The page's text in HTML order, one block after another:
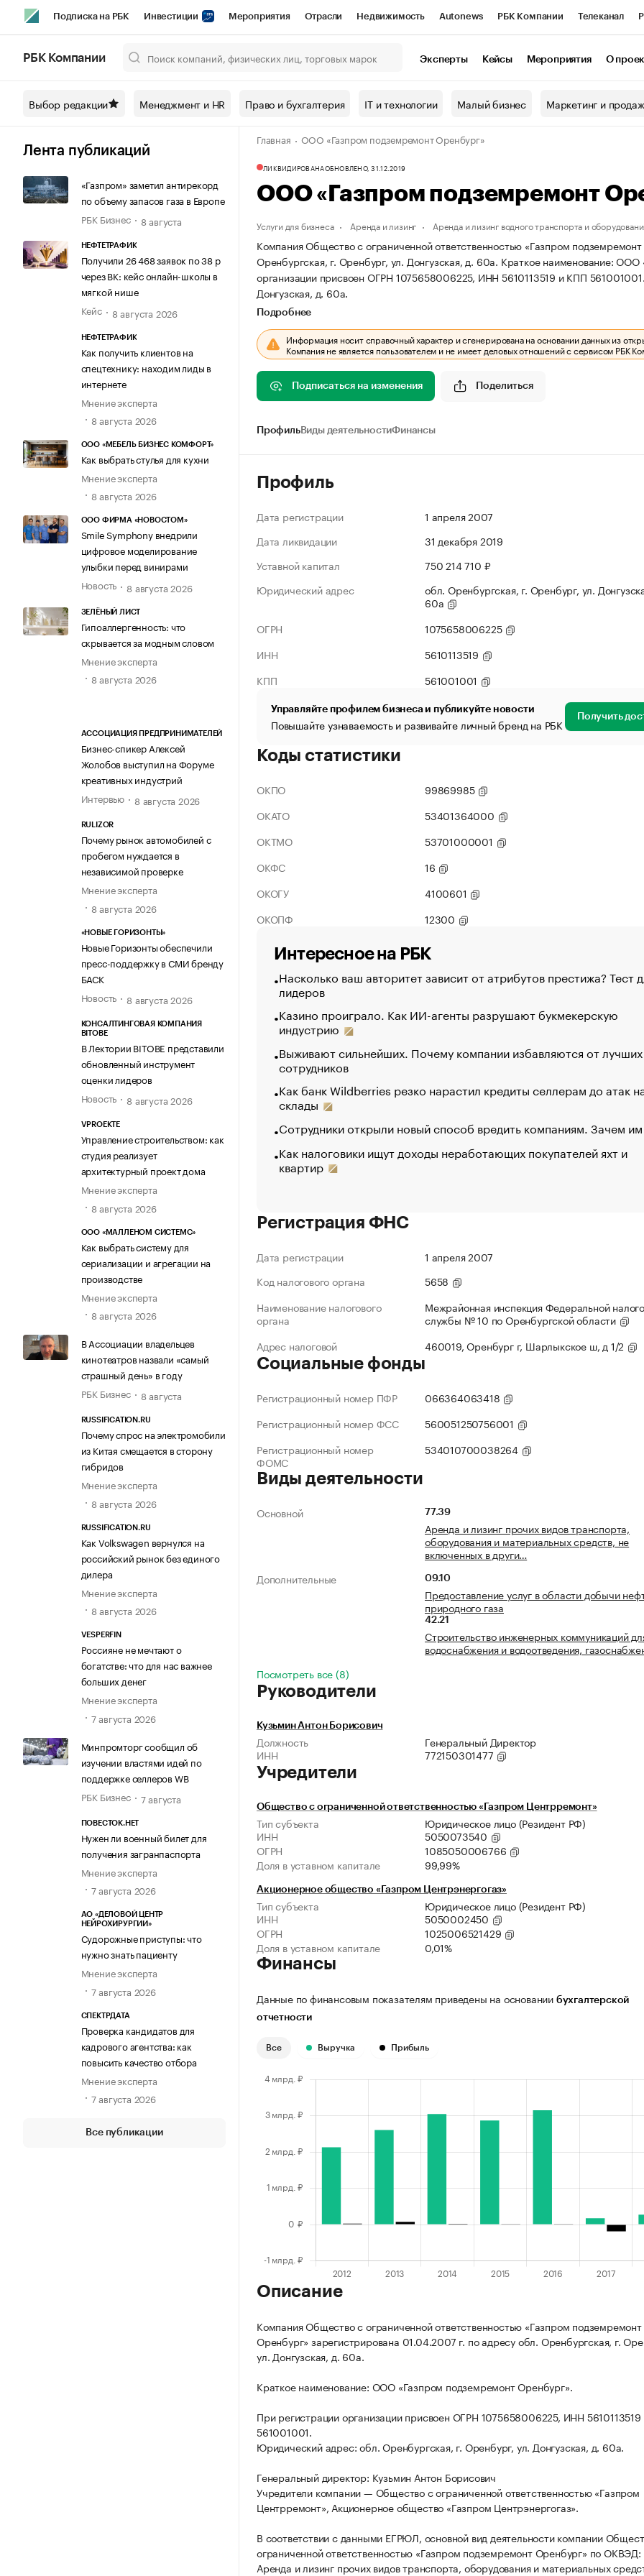
Подписка на РБК Инвестиции Мероприятия Отрасли Недвижимость Autonews РБК Компании Телеканал
Спецпроекты СПб Конференции СПб Спецпроекты Проверка контрагентов
Технологии и медиа Рынок наличной валюты
РБК Компании Эксперты Кейсы Мероприятия О
Выбор редакции Менеджмент и HR Право и бухгалтерия IT и технологии Малый бизнес Маркетинг и
Лента публикаций
«Газпром» заметил антирекорд
по объему запасов газа в Европе
РБК Бизнес
8 августа
НЕФТЕТРАФИК
Получили 26 468 заявок по 38 р
через ВК: кейс онлайн-школы в
мягкой нише
Кейс
8 августа 2026
НЕФТЕТРАФИК
Как получить клиентов на
спецтехнику: находим лиды в
интернете
Мнение эксперта
8 августа 2026
ООО «МЕБЕЛЬ БИЗНЕС КОМФОРТ»
Как выбрать стулья для кухни
Мнение эксперта
8 августа 2026
ООО ФИРМА «НОВОСТОМ»
Smile Symphony внедрили
цифровое моделирование
улыбки перед винирами
Новость
8 августа 2026
ЗЕЛЁНЫЙ ЛИСТ
Гипоаллергенность: что
скрывается за модным словом
Мнение эксперта
8 августа 2026
АССОЦИАЦИЯ ПРЕДПРИНИМАТЕЛЕЙ
Бизнес-спикер Алексей
Жолобов выступил на Форуме
креативных индустрий
Интервью
8 августа 2026
RULIZOR
Почему рынок автомобилей с
пробегом нуждается в
независимой проверке
Мнение эксперта
8 августа 2026
«НОВЫЕ ГОРИЗОНТЫ»
Новые Горизонты обеспечили
пресс-поддержку в СМИ бренду
БАСК
Новость
8 августа 2026
КОНСАЛТИНГОВАЯ КОМПАНИЯ
BITOBE
В Лектории BITOBE представили
обновленный инструмент
оценки лидеров
Новость
8 августа 2026
VPROEKTE
Управление строительством: как
студия реализует
архитектурный проект дома
Мнение эксперта
8 августа 2026
ООО «МАЛЛЕНОМ СИСТЕМС»
Как выбрать систему для
сериализации и агрегации на
производстве
Мнение эксперта
8 августа 2026
В Ассоциации владельцев
кинотеатров назвали «самый
страшный день» в году
РБК Бизнес
8 августа
RUSSIFICATION.RU
Почему спрос на электромобили
из Китая смещается в сторону
гибридов
Мнение эксперта
8 августа 2026
RUSSIFICATION.RU
Как Volkswagen вернулся на
российский рынок без единого
дилера
Мнение эксперта
8 августа 2026
VESPERFIN
Россияне не мечтают о
богатстве: что для нас важнее
больших денег
Мнение эксперта
7 августа 2026
Минпромторг сообщил об
изучении властями идей по
поддержке селлеров WB
РБК Бизнес
7 августа
ПОВЕСТОК.НЕТ
Нужен ли военный билет для
получения загранпаспорта
Мнение эксперта
7 августа 2026
АО «ДЕЛОВОЙ ЦЕНТР
НЕЙРОХИРУРГИИ»
Судорожные приступы: что
нужно знать пациенту
Мнение эксперта
7 августа 2026
СПЕКТРДАТА
Проверка кандидатов для
кадрового агентства: как
повысить качество отбора
Мнение эксперта
7 августа 2026
Все публикации
Главная ООО «Газпром подземремонт Оренбург»
ЛИКВИДИРОВАНАОБНОВЛЕНО, 31.12.2019
ООО «Газпром подземремонт
Услуги для бизнеса Аренда и лизинг Аренда и лизинг водного транспорта и
Компания Общество с ограниченной ответственностью «Газпром
Оренбургская, г. Оренбург, ул. Донгузская, д. 60а. Краткое наименование: ООО
организации присвоен ОГРН 1075658006225, ИНН 5610113519 и КПП 561001001.
Донгузская, д. 60а.
Подробнее
Информация носит справочный характер и сгенерирована на основании данных из
Компания не является пользователем и не имеет деловых отношений с сервисом РБК
Подписаться на изменения Поделиться
ПрофильВиды деятельностиФинансы
Профиль
Дата регистрации
1 апреля 2007
Дата ликвидации
31 декабря 2019
Уставной капитал
750 214 710 ₽
Юридический адрес
обл. Оренбургская, г. Оренбург, ул.
60а
ОГРН
1075658006225
ИНН
5610113519
КПП
561001001
Управляйте профилем бизнеса и публикуйте новости
Повышайте узнаваемость и развивайте личный бренд на РБК Получить
Коды статистики
ОКПО
99869985
ОКАТО
53401364000
ОКТМО
53701000001
ОКФС
16
ОКОГУ
4100601
ОКОПФ
12300
Интересное на РБК
Насколько ваш авторитет зависит от атрибутов престижа? Тест
лидеров
Казино проиграло. Как ИИ-агенты разрушают букмекерскую
индустрию
Выживают сильнейших. Почему компании избавляются от лучших
сотрудников
Как банк Wildberries резко нарастил кредиты селлерам до атак
склады
Сотрудники открыли новый способ вредить компаниям. Зачем
Как налоговики ищут доходы неработающих покупателей яхт и
квартир
Регистрация ФНС
Дата регистрации
1 апреля 2007
Код налогового органа
5658
Наименование налогового
органа
Межрайонная инспекция Федеральной
службы № 10 по Оренбургской области
Адрес налоговой
460019, Оренбург г, Шарлыкское ш, д 1/2
Социальные фонды
Регистрационный номер ПФР
066364063418
Регистрационный номер ФСС
560051250756001
Регистрационный номер
ФОМС
534010700038264
Виды деятельности
Основной 77.39
Аренда и лизинг прочих видов транспорта,
оборудования и материальных средств, не
включенных в други…
Дополнительные
09.10
Предоставление услуг в области добычи
природного газа
42.21
Строительство инженерных коммуникаций
водоснабжения и водоотведения,
Посмотреть все (8)
Руководители
Кузьмин Антон Борисович
Должность
Генеральный Директор
ИНН
772150301477
Учредители
Общество с ограниченной ответственностью «Газпром Центрремонт»
Тип субъекта
Юридическое лицо (Резидент РФ)
ИНН
5050073540
ОГРН
1085050006766
Доля в уставном капитале
99,99%
Акционерное общество «Газпром Центрэнергогаз»
Тип субъекта
Юридическое лицо (Резидент РФ)
ИНН
5050002450
ОГРН
1025006521429
Доля в уставном капитале
0,01%
Финансы
Данные по финансовым показателям приведены на основании бухгалтерской
отчетности
Все Выручка Прибыль
Описание
Компания Общество с ограниченной ответственностью «Газпром подземремонт
Оренбург» зарегистрирована 01.04.2007 г. по адресу обл. Оренбургская, г.
ул. Донгузская, д. 60а.
Краткое наименование: ООО «Газпром подземремонт Оренбург».
При регистрации организации присвоен ОГРН 1075658006225, ИНН
561001001.
Юридический адрес: обл. Оренбургская, г. Оренбург, ул. Донгузская, д. 60а.
Генеральный директор: Кузьмин Антон Борисович
Учредители компании — Общество с ограниченной ответственностью «Газпром
Центрремонт», Акционерное общество «Газпром Центрэнергогаз».
В соответствии с данными ЕГРЮЛ, основной вид деятельности компании
ограниченной ответственностью «Газпром подземремонт Оренбург» по ОКВЭД:
Аренда и лизинг прочих видов транспорта, оборудования и материальных